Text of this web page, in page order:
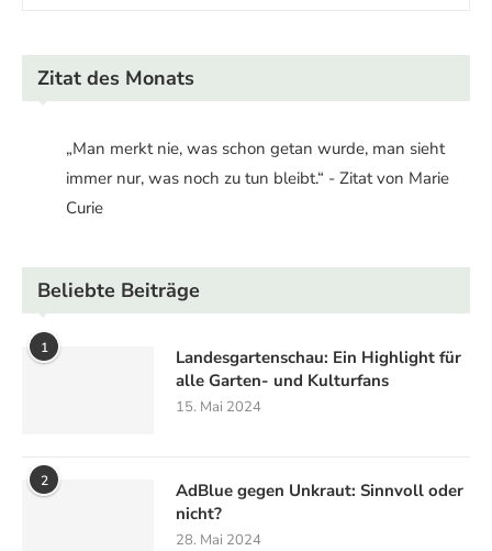
Zitat des Monats
„Man merkt nie, was schon getan wurde, man sieht
immer nur, was noch zu tun bleibt.“ - Zitat von Marie
Curie
Beliebte Beiträge
1
Landesgartenschau: Ein Highlight für
alle Garten- und Kulturfans
15. Mai 2024
2
AdBlue gegen Unkraut: Sinnvoll oder
nicht?
28. Mai 2024